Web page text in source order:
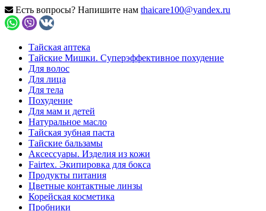
Есть вопросы? Напишите нам thaicare100@yandex.ru
Тайская аптека
Тайские Мишки. Суперэффективное похудение
Для волос
Для лица
Для тела
Похудение
Для мам и детей
Натуральное масло
Тайская зубная паста
Тайские бальзамы
Аксессуары. Изделия из кожи
Fairtex. Экипировка для бокса
Продукты питания
Цветные контактные линзы
Корейская косметика
Пробники